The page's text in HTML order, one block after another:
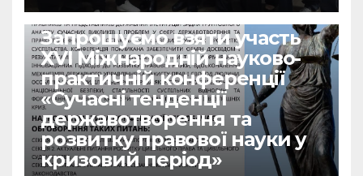
Запрошуємо взяти участь
ХVІ Міжнародній науково-
практичній конференції
«Сучасні тенденції
державотворення та
розвитку правової науки у
кризовий період»